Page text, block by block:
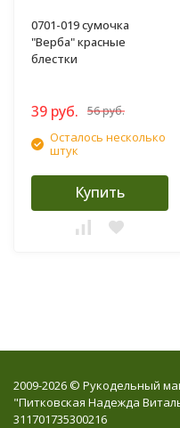
0701-019 сумочка
"Верба" красные
блестки
39 руб. 56 руб.
Осталось несколько
штук
Купить
2009-2026 © Рукодельный
"Питковская Надежда
311701735300216